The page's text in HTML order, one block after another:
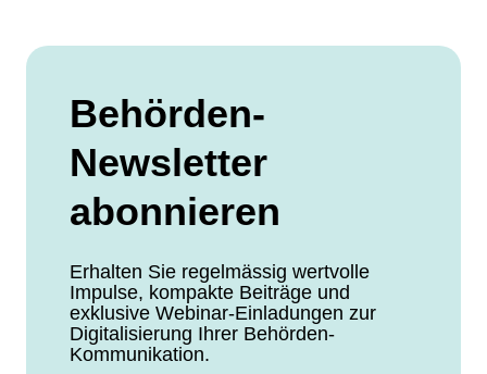
Behörden-
Newsletter
abonnieren
Erhalten Sie regelmässig wertvolle
Impulse, kompakte Beiträge und
exklusive Webinar-Einladungen zur
Digitalisierung Ihrer Behörden-
Kommunikation.